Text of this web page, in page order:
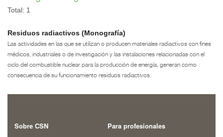
Total: 1
Residuos radiactivos (Monografía)
Las actividades en las que se utilizan o producen materiales radiactivos con fines
médicos, industriales o de investigación y las instalaciones relacionadas con el
ciclo del combustible nuclear para la producción de energía, generan como
consecuencia de su funcionamiento residuos radiactivos.
Sobre CSN Para profesionales